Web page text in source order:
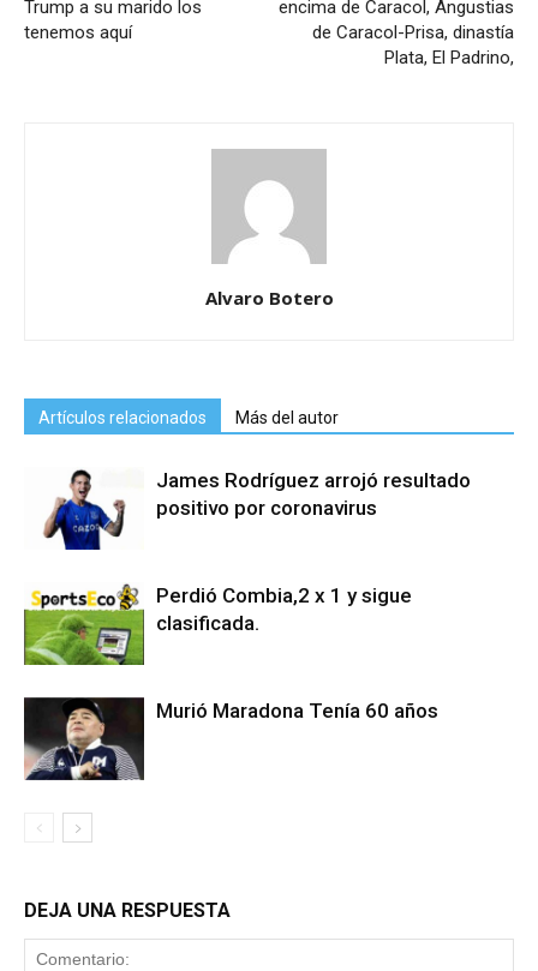
Trump a su marido los
tenemos aquí
encima de Caracol, Angustias
de Caracol-Prisa, dinastía
Plata, El Padrino,
Alvaro Botero
Artículos relacionados Más del autor
James Rodríguez arrojó resultado
positivo por coronavirus
Perdió Combia,2 x 1 y sigue
clasificada.
Murió Maradona Tenía 60 años
DEJA UNA RESPUESTA